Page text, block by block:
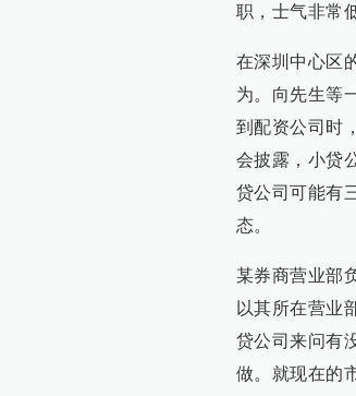
职，士气非常
在深圳中心区
为。向先生等
到配资公司时
会披露，小贷
贷公司可能有
态。
某券商营业部
以其所在营业
贷公司来问有
做。就现在的